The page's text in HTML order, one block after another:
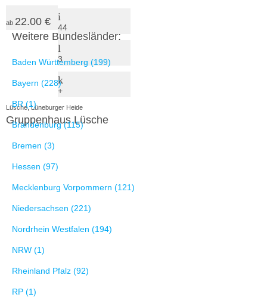
ab 22.00 € 44
3
+
Lüsche, Lüneburger Heide
Gruppenhaus Lüsche
Weitere Bundesländer:
Baden Württemberg (199)
Bayern (228)
BR (1)
Brandenburg (115)
Bremen (3)
Hessen (97)
Mecklenburg Vorpommern (121)
Niedersachsen (221)
Nordrhein Westfalen (194)
NRW (1)
Rheinland Pfalz (92)
RP (1)